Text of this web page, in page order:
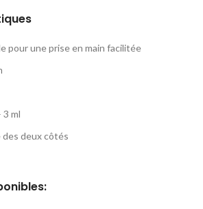
pour une prise en main facilitée
3 ml
deux côtés